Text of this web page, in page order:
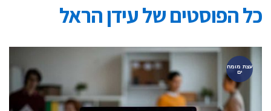
כל הפוסטים שלעידן הראל
עצת מומח
ים